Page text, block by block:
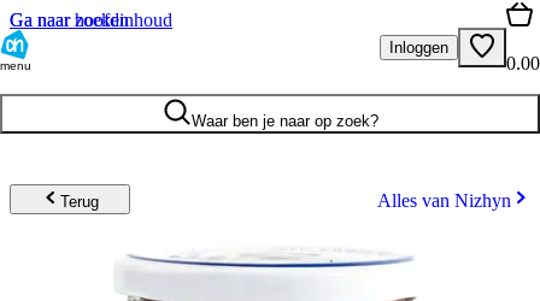
Ga naar hoofdinhoud
Ga naar zoeken
menu
Inloggen
0.00
Waar ben je naar op zoek?
Terug Alles van Nizhyn